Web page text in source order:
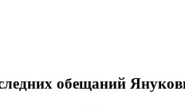
обещаний